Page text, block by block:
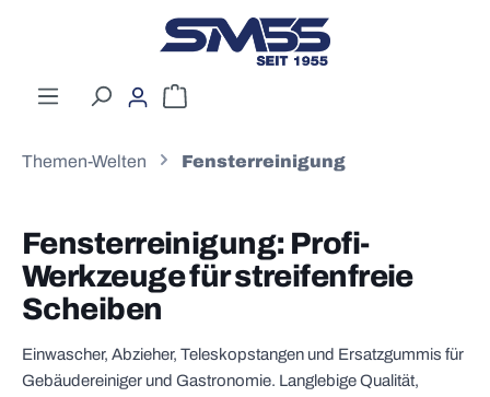
Zum Hauptinhalt springen
Warenkorb enthält 0 Positionen. Der
Themen-Welten Fensterreinigung
Fensterreinigung: Profi-
Werkzeuge für streifenfreie
Scheiben
Einwascher, Abzieher, Teleskopstangen und Ersatzgummis für
Gebäudereiniger und Gastronomie. Langlebige Qualität,